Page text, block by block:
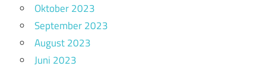
Oktober 2023
September 2023
August 2023
Juni 2023